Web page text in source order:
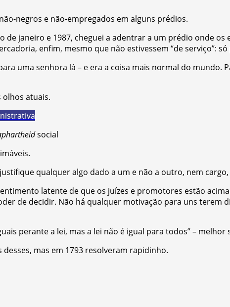
negros e não-empregados em alguns prédios.
de janeiro e 1987, cheguei a adentrar a um prédio onde
enfim, mesmo que não estivessem “de serviço”:
uma senhora lá – e era a coisa mais normal do mundo.
olhos atuais.
social
qualquer algo dado a um e não a outro, nem
latente de que os juízes e promotores estão
de decidir. Não há qualquer motivação para uns terem
perante a lei, mas a lei não é igual para todos” – melhor
mas em 1793 resolveram rapidinho.